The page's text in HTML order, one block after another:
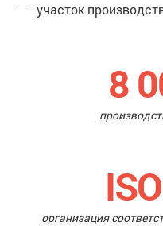
участок
8
организация